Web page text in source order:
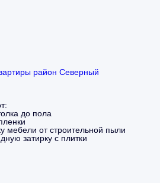
район Северный
до пола
мебели от строительной пыли
затирку с плитки